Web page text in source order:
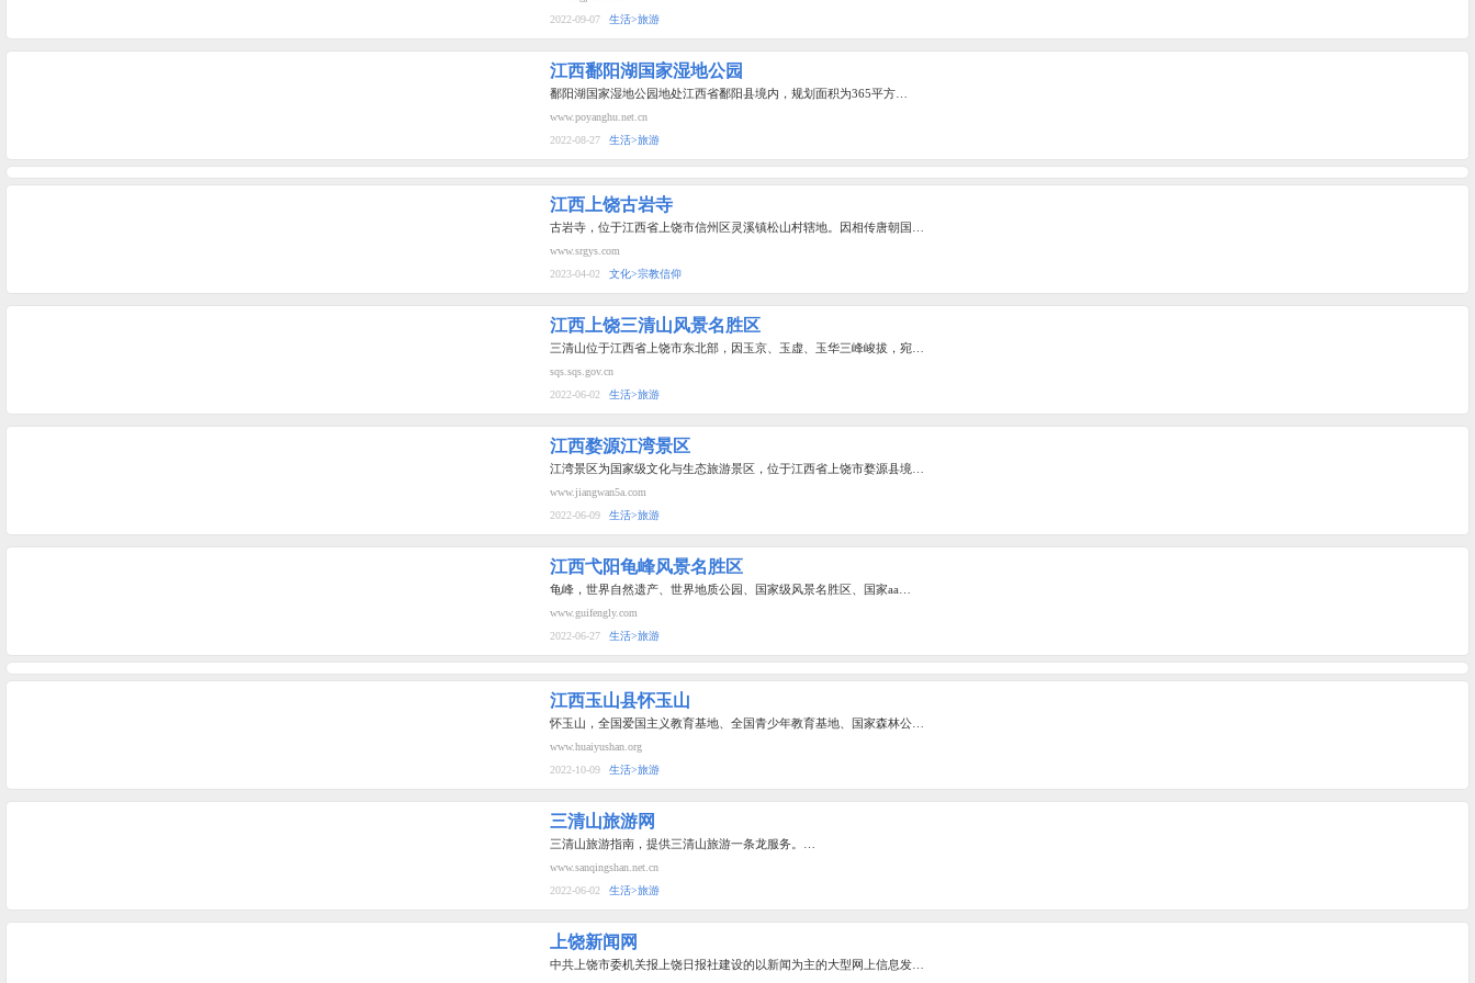
2022-09-07
生活>旅游
江西鄱阳湖国家湿地公园
鄱阳湖国家湿地公园地处江西省鄱阳县境内，规划面积为365平方…
www.poyanghu.net.cn
2022-08-27
生活>旅游
江西上饶古岩寺
古岩寺，位于江西省上饶市信州区灵溪镇松山村辖地。因相传唐朝国…
www.srgys.com
2023-04-02
文化>宗教信仰
江西上饶三清山风景名胜区
三清山位于江西省上饶市东北部，因玉京、玉虚、玉华三峰峻拔，宛…
sqs.sqs.gov.cn
2022-06-02
生活>旅游
江西婺源江湾景区
江湾景区为国家级文化与生态旅游景区，位于江西省上饶市婺源县境…
www.jiangwan5a.com
2022-06-09
生活>旅游
江西弋阳龟峰风景名胜区
龟峰，世界自然遗产、世界地质公园、国家级风景名胜区、国家aa…
www.guifengly.com
2022-06-27
生活>旅游
江西玉山县怀玉山
怀玉山，全国爱国主义教育基地、全国青少年教育基地、国家森林公…
www.huaiyushan.org
2022-10-09
生活>旅游
三清山旅游网
三清山旅游指南，提供三清山旅游一条龙服务。…
www.sanqingshan.net.cn
2022-06-02
生活>旅游
上饶新闻网
中共上饶市委机关报上饶日报社建设的以新闻为主的大型网上信息发…